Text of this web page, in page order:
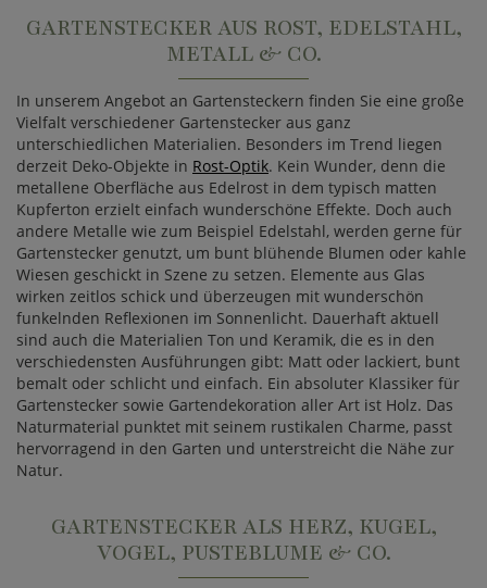
GARTENSTECKER AUS ROST, EDELSTAHL,
METALL & CO.
In unserem Angebot an Gartensteckern finden Sie eine große
Vielfalt verschiedener Gartenstecker aus ganz
unterschiedlichen Materialien. Besonders im Trend liegen
derzeit Deko-Objekte in Rost-Optik. Kein Wunder, denn die
metallene Oberfläche aus Edelrost in dem typisch matten
Kupferton erzielt einfach wunderschöne Effekte. Doch auch
andere Metalle wie zum Beispiel Edelstahl, werden gerne für
Gartenstecker genutzt, um bunt blühende Blumen oder kahle
Wiesen geschickt in Szene zu setzen. Elemente aus Glas
wirken zeitlos schick und überzeugen mit wunderschön
funkelnden Reflexionen im Sonnenlicht. Dauerhaft aktuell
sind auch die Materialien Ton und Keramik, die es in den
verschiedensten Ausführungen gibt: Matt oder lackiert, bunt
bemalt oder schlicht und einfach. Ein absoluter Klassiker für
Gartenstecker sowie Gartendekoration aller Art ist Holz. Das
Naturmaterial punktet mit seinem rustikalen Charme, passt
hervorragend in den Garten und unterstreicht die Nähe zur
Natur.
GARTENSTECKER ALS HERZ, KUGEL,
VOGEL, PUSTEBLUME & CO.